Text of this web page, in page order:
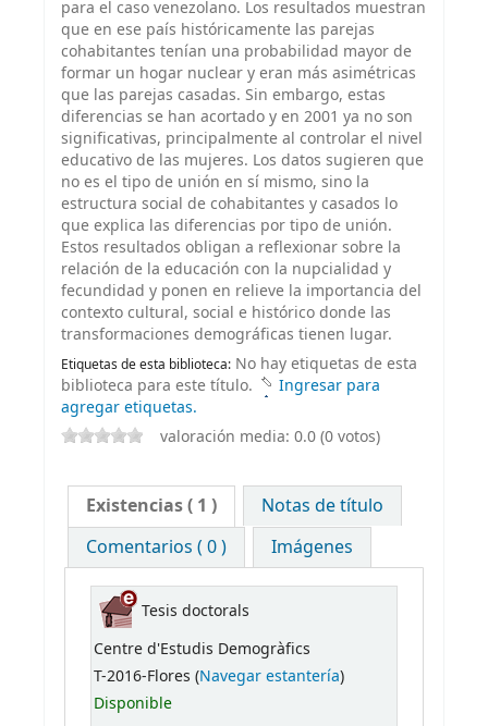
para el caso venezolano. Los resultados muestran
que en ese país históricamente las parejas
cohabitantes tenían una probabilidad mayor de
formar un hogar nuclear y eran más asimétricas
que las parejas casadas. Sin embargo, estas
diferencias se han acortado y en 2001 ya no son
significativas, principalmente al controlar el nivel
educativo de las mujeres. Los datos sugieren que
no es el tipo de unión en sí mismo, sino la
estructura social de cohabitantes y casados lo
que explica las diferencias por tipo de unión.
Estos resultados obligan a reflexionar sobre la
relación de la educación con la nupcialidad y
fecundidad y ponen en relieve la importancia del
contexto cultural, social e histórico donde las
transformaciones demográficas tienen lugar.
Etiquetas de esta biblioteca: No hay etiquetas de esta
biblioteca para este título.
Ingresar para
agregar etiquetas.
valoración media: 0.0 (0 votos)
Existencias( 1 )
Notas de título
Comentarios ( 0 )
Imágenes
Tesis doctorals
Centre d'Estudis Demogràfics
T-2016-Flores (Navegar estantería)
Disponible